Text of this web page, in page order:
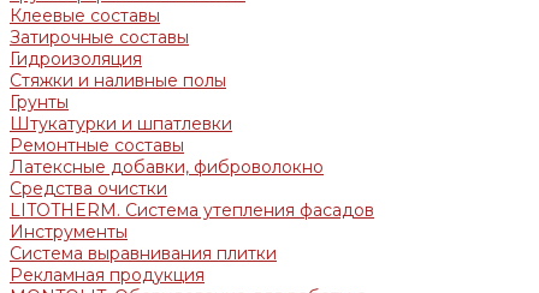
Клеевые составы
Затирочные составы
Гидроизоляция
Стяжки и наливные полы
Грунты
Штукатурки и шпатлевки
Ремонтные составы
Латексные добавки, фиброволокно
Средства очистки
LITOTHERM. Система утепления фасадов
Инструменты
Система выравнивания плитки
Рекламная продукция